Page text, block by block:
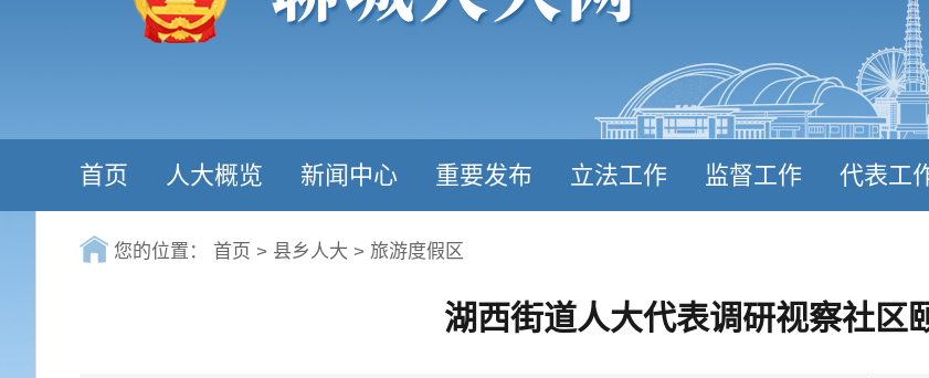
首页 人大概览 新闻中心 重要发布 立法工作 监督工作 代表工
您的位置： 首页 > 县乡人大 > 旅游度假区
湖西街道人大代表调研视察社区